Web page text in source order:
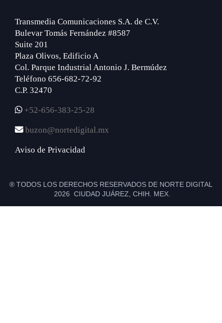
Transmedia Comunicaciones S.A. de C.V.
Bulevar Tomás Fernández #8587
Suite 201
Plaza Olivos, Edificio A
Col. Parque Industrial Antonio J. Bermúdez
Teléfono 656-682-72-92
C.P. 32470
+52-656-383-25-28
buzon@nortedigital.mx
Aviso de Privacidad
® TODOS LOS DERECHOS RESERVADOS DE NORTE DIGITAL
2026 CIUDAD JUÁREZ, CHIH. MEX.